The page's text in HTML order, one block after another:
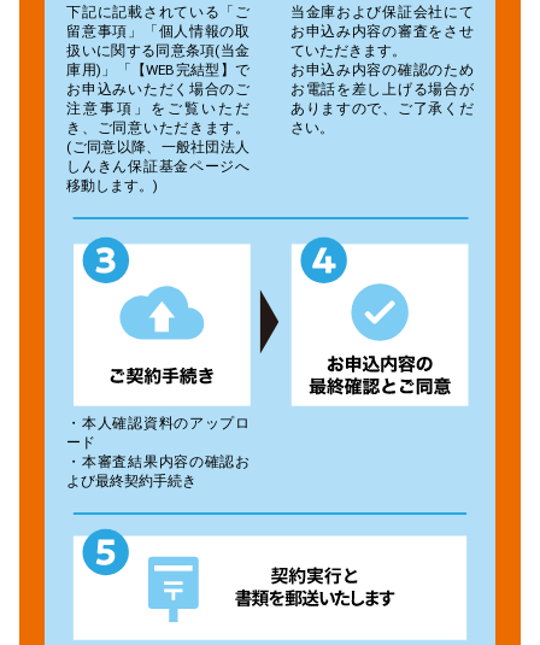
下記に記載されている「ご
留意事項」「個人情報の取
扱いに関する同意条項(当金
庫用)」「【WEB完結型】で
お申込みいただく場合のご
注意事項」をご覧いただ
き、ご同意いただきます。
(ご同意以降、一般社団法人
しんきん保証基金ページへ
移動します。)
当金庫および保証会社にて
お申込み内容の審査をさせ
ていただきます。
お申込み内容の確認のため
お電話を差し上げる場合が
ありますので、ご了承くだ
さい。
・本人確認資料のアップロ
ード
・本審査結果内容の確認お
よび最終契約手続き